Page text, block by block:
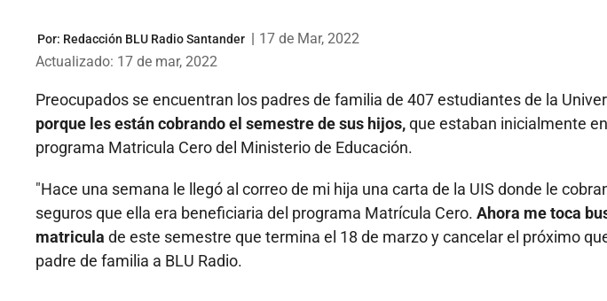
Por: Redacción BLU Radio Santander | 17 de Mar, 2022
Actualizado: 17 de mar, 2022
Preocupados se encuentran los padres de familia de 407 estudiantes de la
porque les están cobrando el semestre de sus hijos,que estaban inicialmente
programa Matricula Cero del Ministerio de Educación.
"Hace una semana le llegó al correo de mi hija una carta de la UIS donde le
seguros que ella era beneficiaria del programa Matrícula Cero. Ahora me toca
matricula de este semestre que termina el 18 de marzo y cancelar el próximo
padre de familia a BLU Radio.